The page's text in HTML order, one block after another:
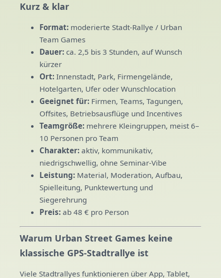
Kurz & klar
Format: moderierte Stadt-Rallye / Urban
Team Games
Dauer: ca. 2,5 bis 3 Stunden, auf Wunsch
kürzer
Ort: Innenstadt, Park, Firmengelände,
Hotelgarten, Ufer oder Wunschlocation
Geeignet für: Firmen, Teams, Tagungen,
Offsites, Betriebsausflüge und Incentives
Teamgröße: mehrere Kleingruppen, meist 6–
10 Personen pro Team
Charakter: aktiv, kommunikativ,
niedrigschwellig, ohne Seminar-Vibe
Leistung: Material, Moderation, Aufbau,
Spielleitung, Punktewertung und
Siegerehrung
Preis: ab 48 € pro Person
Warum Urban Street Games keine
klassische GPS-Stadtrallye ist
Viele Stadtrallyes funktionieren über App, Tablet,